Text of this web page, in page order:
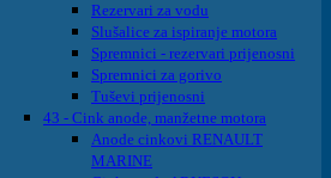
Rezervari za vodu
Slušalice za ispiranje motora
Spremnici - rezervari prijenosni
Spremnici za gorivo
Tuševi prijenosni
43 - Cink anode, manžetne motora
Anode cinkovi RENAULT
MARINE